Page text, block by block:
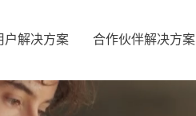
户解决方案 合作伙伴解决方案